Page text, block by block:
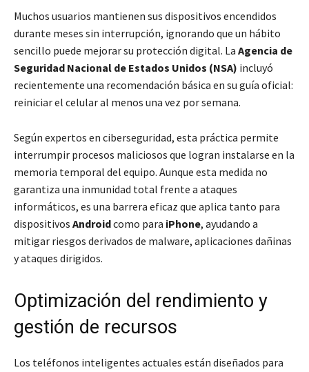
Muchos usuarios mantienen sus dispositivos encendidos
durante meses sin interrupción, ignorando que un hábito
sencillo puede mejorar su protección digital. La Agencia de
Seguridad Nacional de Estados Unidos (NSA) incluyó
recientemente una recomendación básica en su guía oficial:
reiniciar el celular al menos una vez por semana.
Según expertos en ciberseguridad, esta práctica permite
interrumpir procesos maliciosos que logran instalarse en la
memoria temporal del equipo. Aunque esta medida no
garantiza una inmunidad total frente a ataques
informáticos, es una barrera eficaz que aplica tanto para
dispositivos Androidcomo para iPhone, ayudando a
mitigar riesgos derivados de malware, aplicaciones dañinas
y ataques dirigidos.
Optimización del rendimiento y
gestión de recursos
Los teléfonos inteligentes actuales están diseñados para